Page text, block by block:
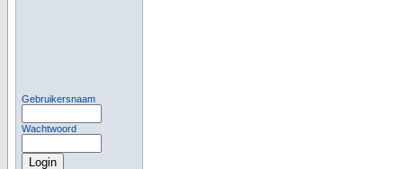
Gebruikersnaam
Wachtwoord